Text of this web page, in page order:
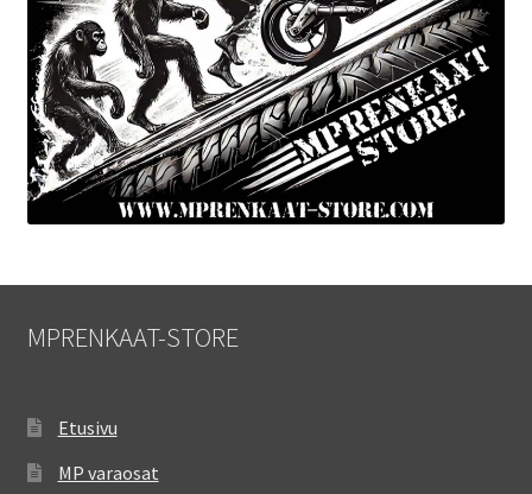
MPRENKAAT-STORE
Etusivu
MP varaosat